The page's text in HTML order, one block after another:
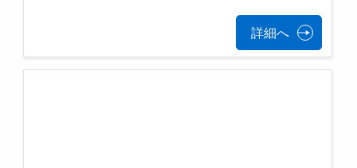
詳細へ